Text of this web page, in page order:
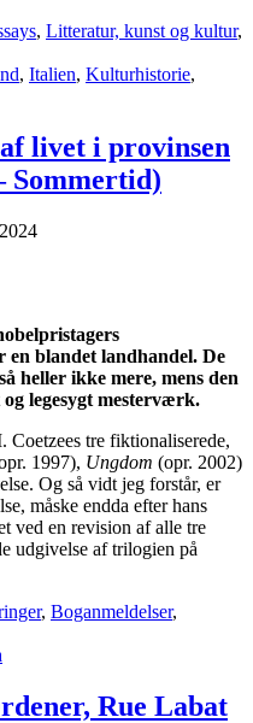
, Litteratur, kunst og kultur,
, Italien, Kulturhistorie,
livet i provinsen
Sommertid)
blandet landhandel. De
heller ikke mere, mens den
legesygt mesterværk.
Coetzees tre fiktionaliserede,
1997), Ungdom (opr. 2002)
Og så vidt jeg forstår, er
måske endda efter hans
ved en revision af alle tre
udgivelse af trilogien på
, Boganmeldelser,
Rue Labat